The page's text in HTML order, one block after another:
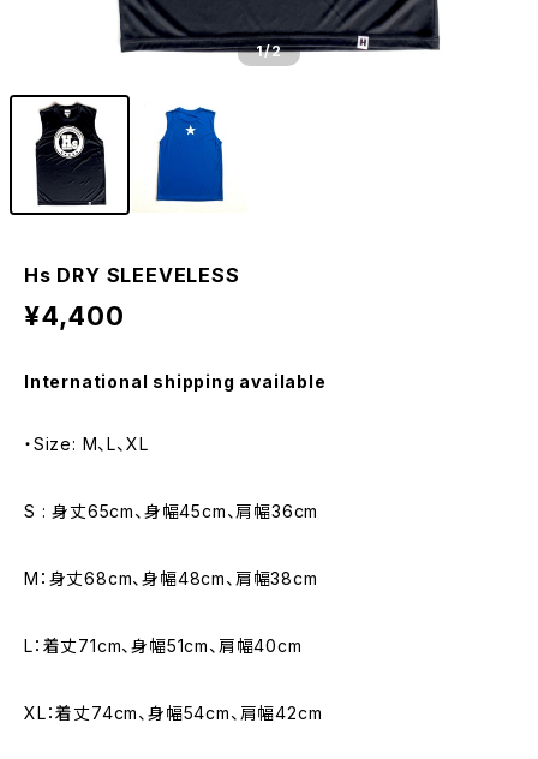
1/2
Hs DRY SLEEVELESS
¥4,400
International shipping available
・Size: M、L、XL
S : 身丈65cm、身幅45cm、肩幅36cm
M：身丈68cm、身幅48cm、肩幅38cm
L：着丈71cm、身幅51cm、肩幅40cm
XL：着丈74cm、身幅54cm、肩幅42cm